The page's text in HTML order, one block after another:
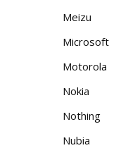
Meizu
Microsoft
Motorola
Nokia
Nothing
Nubia